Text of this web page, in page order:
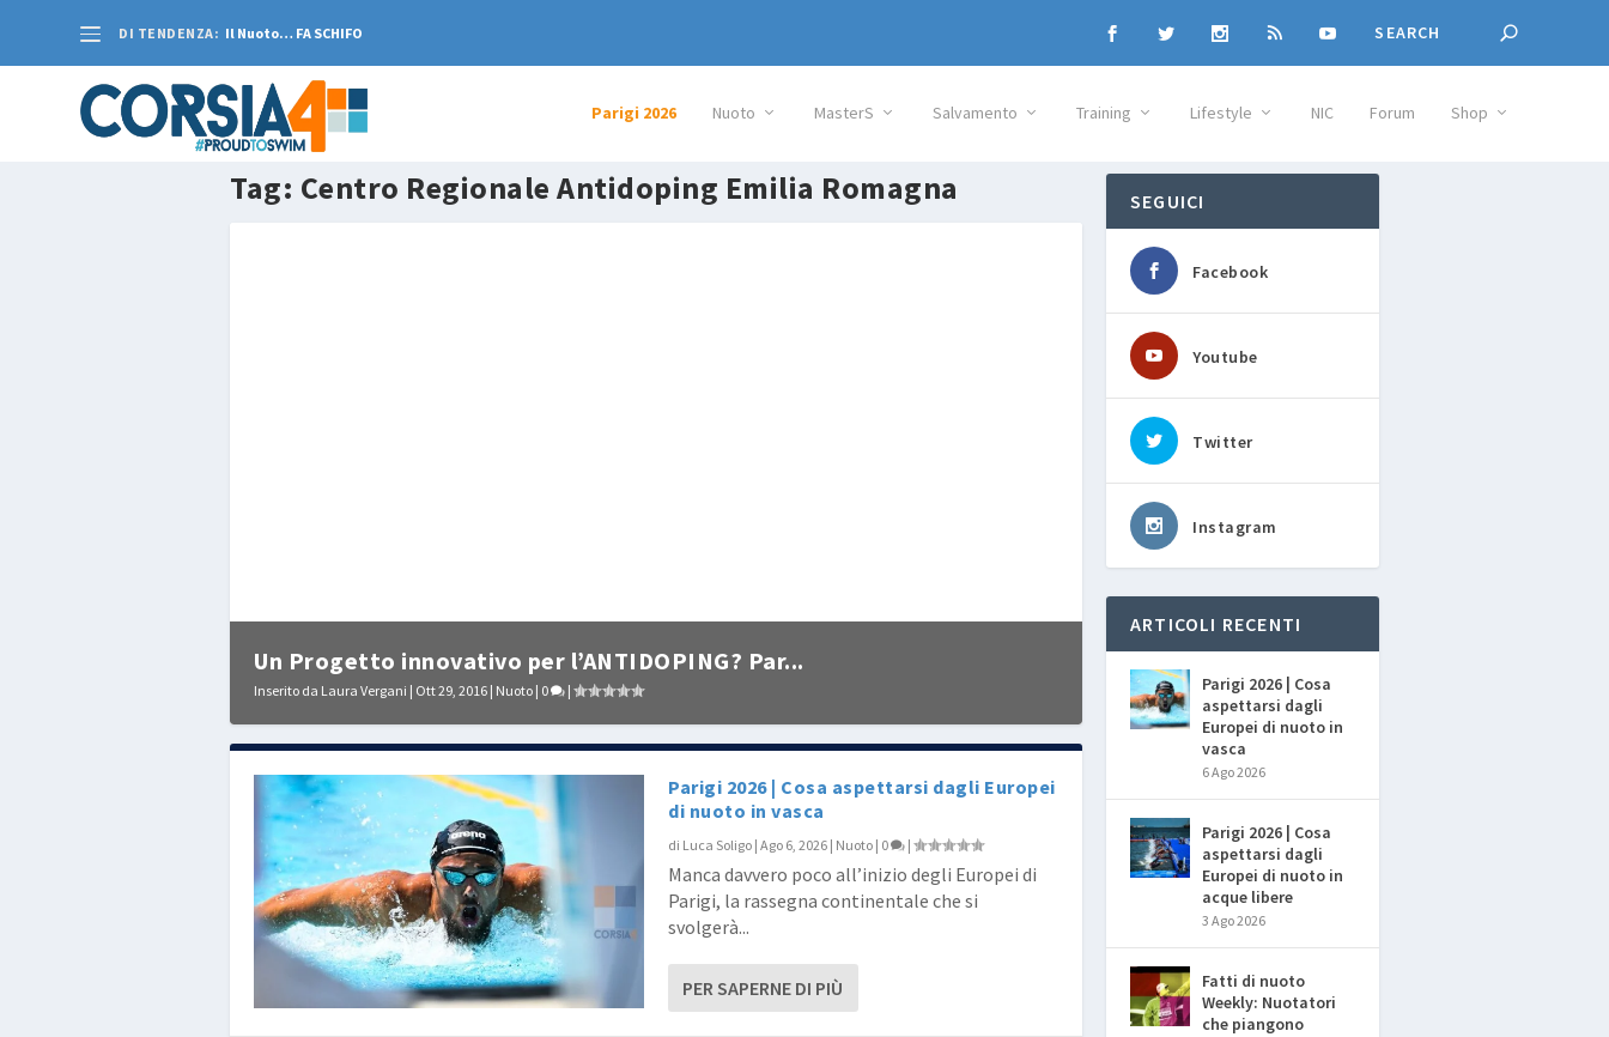
DI TENDENZA: Il Nuoto… FA SCHIFO
Parigi 2026 Nuoto MasterS Salvamento Training Lifestyle NIC Forum Shop
Tag: Centro Regionale Antidoping Emilia Romagna
Un Progetto innovativo per l’ANTIDOPING? Par...
Inserito da Laura Vergani | Ott 29, 2016 | Nuoto | 0 |
Parigi 2026 | Cosa aspettarsi dagli Europei
di nuoto in vasca
di Luca Soligo | Ago 6, 2026 | Nuoto | 0 |
Manca davvero poco all’inizio degli Europei di
Parigi, la rassegna continentale che si
svolgerà...
PER SAPERNE DI PIÙ
SEGUICI
Facebook
Youtube
Twitter
Instagram
ARTICOLI RECENTI
Parigi 2026 | Cosa
aspettarsi dagli
Europei di nuoto in
vasca
6 Ago 2026
Parigi 2026 | Cosa
aspettarsi dagli
Europei di nuoto in
acque libere
3 Ago 2026
Fatti di nuoto
Weekly: Nuotatori
che piangono